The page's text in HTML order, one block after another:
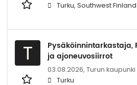
Turku, Southwest Finland
T
Pysäköinnintarkastaja,
ja ajoneuvosiirrot
03.08.2026, Turun kaupunki
Turku